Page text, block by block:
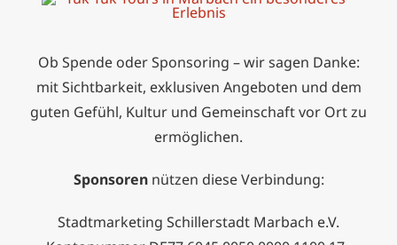
Ob Spende oder Sponsoring – wir sagen Danke:
mit Sichtbarkeit, exklusiven Angeboten und dem
guten Gefühl, Kultur und Gemeinschaft vor Ort zu
ermöglichen.
Sponsorennützen diese Verbindung:
Stadtmarketing Schillerstadt Marbach e.V.